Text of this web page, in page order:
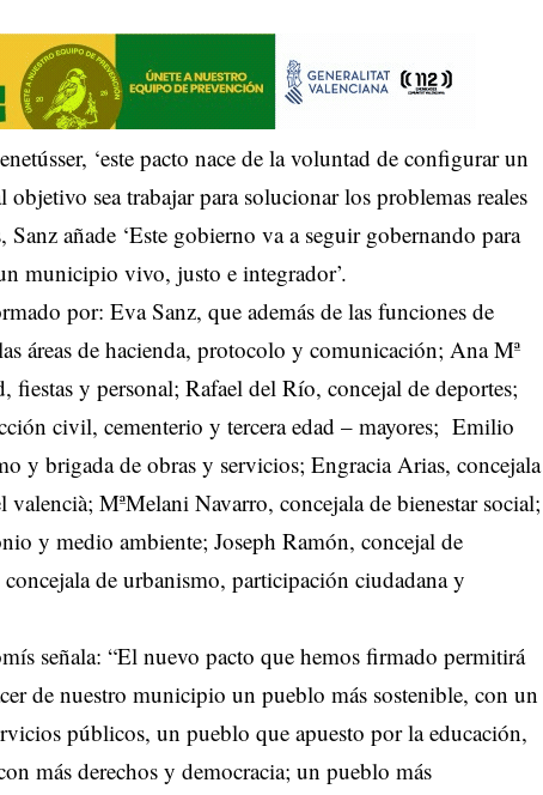
‘este pacto nace de la voluntad de configurar un
sea trabajar para solucionar los problemas reales
Sanz añade ‘Este gobierno va a seguir gobernando para
municipio vivo, justo e integrador’.
por: Eva Sanz, que además de las funciones de
áreas de hacienda, protocolo y comunicación; Ana Mª
y personal; Rafael del Río, concejal de deportes;
civil, cementerio y tercera edad – mayores; Emilio
y brigada de obras y servicios; Engracia Arias, concejala
MªMelani Navarro, concejala de bienestar social;
y medio ambiente; Joseph Ramón, concejal de
de urbanismo, participación ciudadana y
señala: “El nuevo pacto que hemos firmado permitirá
de nuestro municipio un pueblo más sostenible, con un
públicos, un pueblo que apuesto por la educación,
más derechos y democracia; un pueblo más